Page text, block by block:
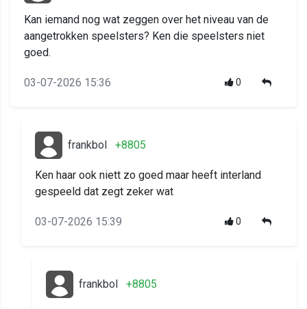
Kan iemand nog wat zeggen over het niveau van de
aangetrokken speelsters? Ken die speelsters niet
goed.
03-07-2026 15:36 0
frankbol +8805
Ken haar ook niett zo goed maar heeft interland
gespeeld dat zegt zeker wat
03-07-2026 15:39 0
frankbol +8805